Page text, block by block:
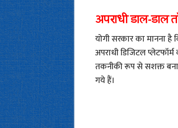
अपराधी डाल-डाल
योगी सरकार का मानना
अपराधी डिजिटल
तकनीकी रूप से सशक्त
गये हैं।